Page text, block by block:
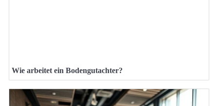
Wie arbeitet ein Bodengutachter?